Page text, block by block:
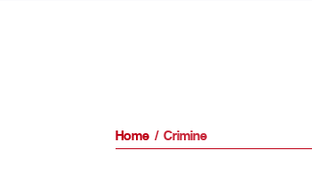
Home Crimine